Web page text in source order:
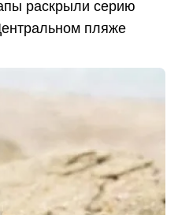
раскрыли серию
пляже